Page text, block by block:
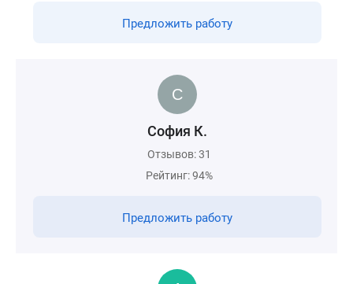
Предложить работу
София К.
Отзывов: 31
Рейтинг: 94%
Предложить работу